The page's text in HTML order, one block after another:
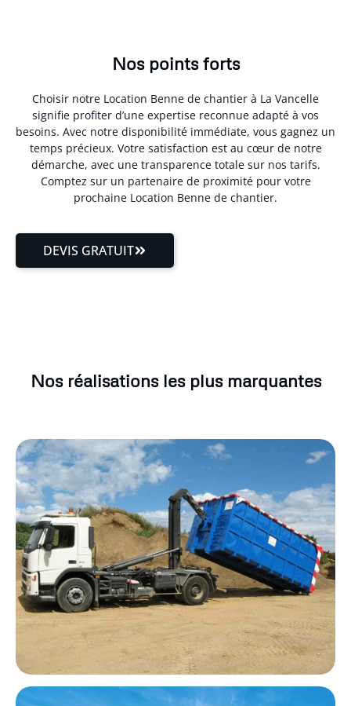
Nos points forts
Choisir notre Location Benne de chantier à La Vancelle
signifie profiter d’une expertise reconnue adapté à vos
besoins. Avec notre disponibilité immédiate, vous gagnez un
temps précieux. Votre satisfaction est au cœur de notre
démarche, avec une transparence totale sur nos tarifs.
Comptez sur un partenaire de proximité pour votre
prochaine Location Benne de chantier.
DEVIS GRATUIT
Nos réalisations les plus marquantes